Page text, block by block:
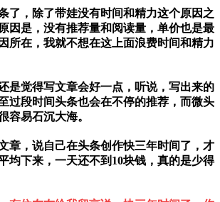
了，除了带娃没有时间和精力这个原因之
因是，没有推荐量和阅读量，单价也是最
所在，我就不想在这上面浪费时间和精力
是觉得写文章会好一点，听说，写出来的
过段时间头条也会在不停的推荐，而微头
容易石沉大海。
章，说自己在头条创作快三年时间了，才
均下来，一天还不到10块钱，真的是少得